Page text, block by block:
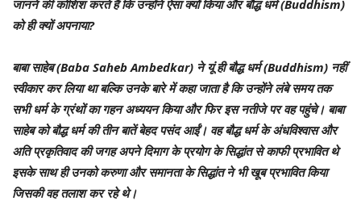
जानने की कोशिश करते हैं कि उन्होंने ऐसा क्योंं किया और बौद्ध धर्म (Buddhism)
को ही क्यों अपनाया?
बाबा साहेब (Baba Saheb Ambedkar) ने यूं ही बौद्ध धर्म (Buddhism) नहीं
स्वीकार कर लिया था बल्कि उनके बारे में कहा जाता है कि उन्होंने लंबे समय तक
सभी धर्म के ग्रंथों का गहन अध्ययन किया और फिर इस नतीजे पर वह पहुंचे। बाबा
साहेब को बौद्ध धर्म की तीन बातें बेहद पसंद आईं। वह बौद्ध धर्म के अंधविश्वास और
अति प्रकृतिवाद की जगह अपने दिमाग के प्रयोग के सिद्धांत से काफी प्रभावित थे
इसके साथ ही उनको करुणा और समानता के सिद्धांत ने भी खूब प्रभावित किया
जिसकी वह तलाश कर रहे थे।